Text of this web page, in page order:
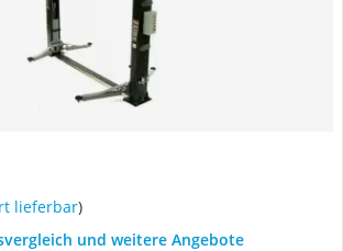
lieferbar)
und weitere Angebote